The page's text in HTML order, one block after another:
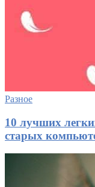
Разное
10 лучших
старых